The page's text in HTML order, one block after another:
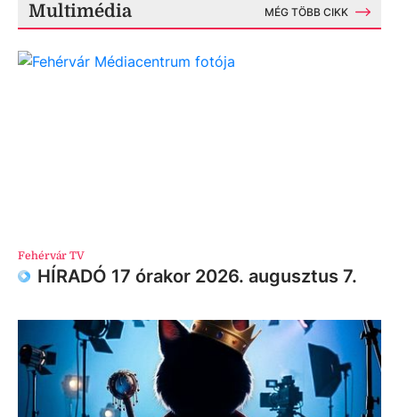
Multimédia MÉG TÖBB CIKK
Fehérvár TV
HÍRADÓ 17 órakor 2026. augusztus 7.